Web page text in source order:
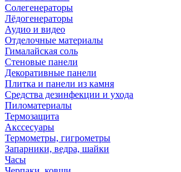
Солегенераторы
Лёдогенераторы
Аудио и видео
Отделочные материалы
Гималайская соль
Стеновые панели
Декоративные панели
Плитка и панели из камня
Средства дезинфекции и ухода
Пиломатериалы
Термозащита
Аксcесуары
Термометры, гигрометры
Запарники, ведра, шайки
Часы